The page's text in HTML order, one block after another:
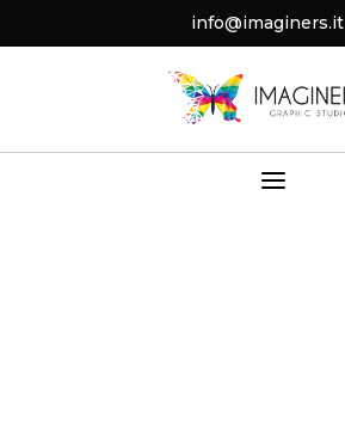
info@imaginers.it
a